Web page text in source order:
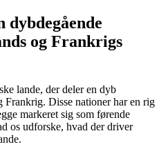
dybdegående
og Frankrigs
lande, der deler en dyb
Disse nationer har en rig
markeret sig som førende
os udforske, hvad der driver